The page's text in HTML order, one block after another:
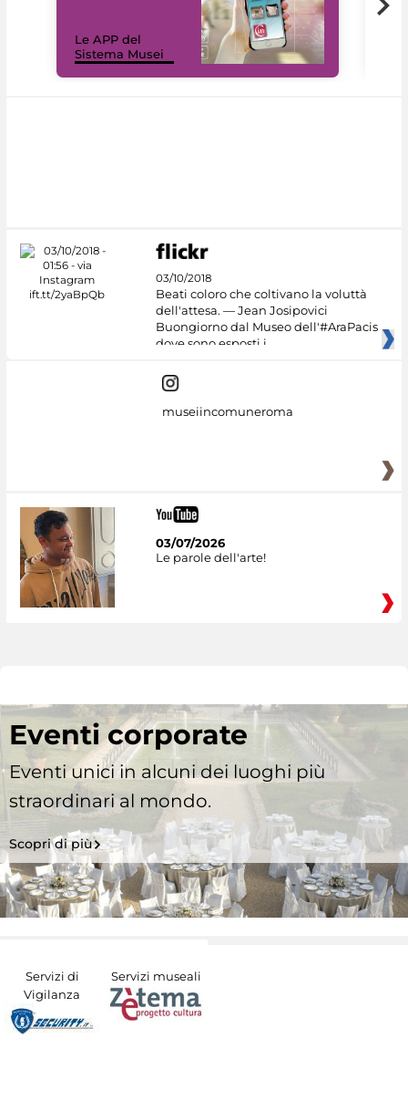
Le APP del
Sistema Musei
03/10/2018
Beati coloro che coltivano la voluttà
dell'attesa. — Jean Josipovici
Buongiorno dal Museo dell'#AraPacis
dove sono esposti i
museiincomuneroma
03/07/2026
Le parole dell'arte!
Eventi corporate
Eventi unici in alcuni dei luoghi più
straordinari al mondo.
Scopri di più
Servizi di
Vigilanza
Servizi museali